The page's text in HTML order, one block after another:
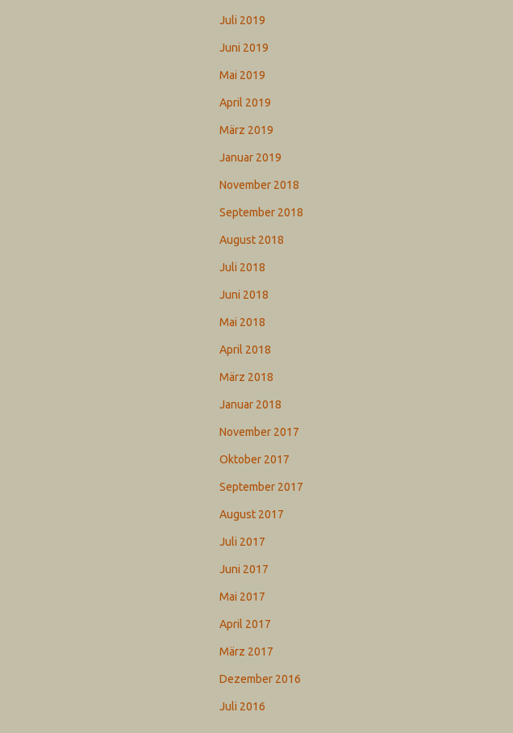
Juli 2019
Juni 2019
Mai 2019
April 2019
März 2019
Januar 2019
November 2018
September 2018
August 2018
Juli 2018
Juni 2018
Mai 2018
April 2018
März 2018
Januar 2018
November 2017
Oktober 2017
September 2017
August 2017
Juli 2017
Juni 2017
Mai 2017
April 2017
März 2017
Dezember 2016
Juli 2016